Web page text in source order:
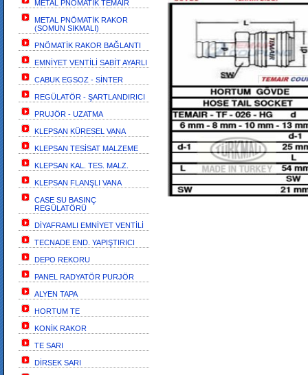
METAL PNÖMATİK TEMAİR
METAL PNÖMATİK RAKOR
(SOMUN SIKMALI)
PNÖMATİK RAKOR BAĞLANTI
EMNİYET VENTİLİ SABİT AYARLI
CABUK EGSOZ - SİNTER
REGÜLATÖR - ŞARTLANDIRICI
PRUJÖR - UZATMA
KLEPSAN KÜRESEL VANA
KLEPSAN TESİSAT MALZEME
KLEPSAN KAL. TES. MALZ.
KLEPSAN FLANŞLI VANA
CASE SU BASINÇ
REGÜLATÖRÜ
DİYAFRAMLI EMNİYET VENTİLİ
TECNADE END. YAPIŞTIRICI
DEPO REKORU
PANEL RADYATÖR PURJÖR
ALYEN TAPA
HORTUM TE
KONİK RAKOR
TE SARI
DİRSEK SARI